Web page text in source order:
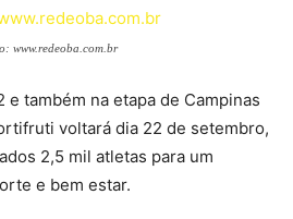
www.redeoba.com.br
e também na etapa de Campinas
voltará dia 22 de setembro,
2,5 mil atletas para um
e bem estar.